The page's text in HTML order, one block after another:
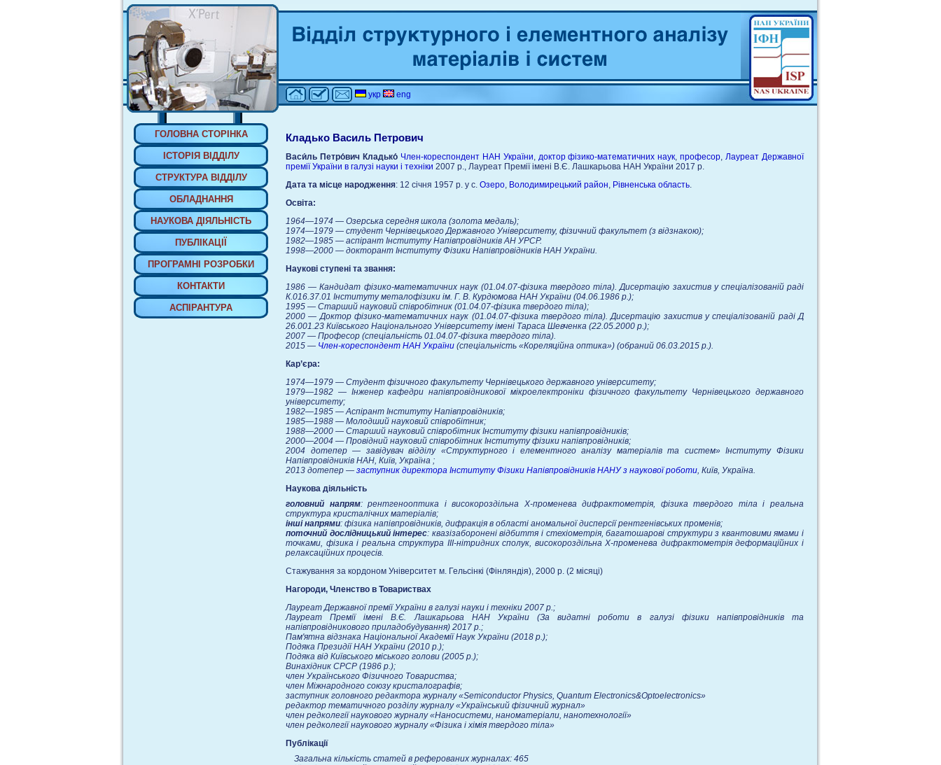
укр eng
ГОЛОВНА СТОРIНКА
IСТОРIЯ ВIДДIЛУ
СТРУКТУРА ВIДДIЛУ
ОБЛАДНАННЯ
НАУКОВА ДIЯЛЬНIСТЬ
ПУБЛIКАЦIЇ
ПРОГРАМНI РОЗРОБКИ
КОНТАКТИ
АСПIРАНТУРА
Кладько Василь Петрович
Васи́ль Петро́вич Кладько́ Член-кореспондент НАН України, доктор фізико-математичних наук,професор,Лауреат Державної
премії України в галузі науки і техніки 2007 р., Лауреат Премії імені В.Є. Лашкарьова НАН України 2017 р.
Дата та місце народження: 12 січня 1957 р. у с. Озеро, Володимирецький район, Рівненська область.
Освіта:
1964—1974 — Озерська середня школа (золота медаль);
1974—1979 — студент Чернівецького Державного Університету, фізичний факультет (з відзнакою);
1982—1985 — аспірант Інституту Напівпровідників АН УРСР.
1998—2000 — докторант Інституту Фізики Напівпровідників НАН України.
Наукові ступені та звання:
1986 — Кандидат фізико-математичних наук (01.04.07-фізика твердого тіла). Дисертацію захистив у спеціалізованій раді
К.016.37.01 Інституту металофізики ім. Г. В. Курдюмова НАН України (04.06.1986 р.);
1995 — Старший науковий співробітник (01.04.07-фізика твердого тіла);
2000 — Доктор фізико-математичних наук (01.04.07-фізика твердого тіла). Дисертацію захистив у спеціалізованій раді Д
26.001.23 Київського Національного Університету імені Тараса Шевченка (22.05.2000 р.);
2007 — Професор (спеціальність 01.04.07-фізика твердого тіла).
2015 — Член-кореспондент НАН України (спеціальність «Кореляційна оптика») (обраний 06.03.2015 р.).
Кар’єра:
1974—1979 — Студент фізичного факультету Чернівецького державного університету;
1979—1982 — Інженер кафедри напівпровідникової мікроелектроніки фізичного факультету Чернівецького державного
університету;
1982—1985 — Аспірант Інституту Напівпровідників;
1985—1988 — Молодший науковий співробітник;
1988—2000 — Старший науковий співробітник Інституту фізики напівпровідників;
2000—2004 — Провідний науковий співробітник Інституту фізики напівпровідників;
2004 дотепер — завідувач відділу «Структурного і елементного аналізу матеріалів та систем» Інституту Фізики
Напівпровідників НАН, Київ, Україна ;
2013 дотепер — заступник директора Інституту Фізики Напівпровідників НАНУ з наукової роботи, Київ, Україна.
Наукова діяльність
головний напрям: рентгенооптика і високороздільна Х-променева дифрактометрія, фізика твердого тіла і реальна
структура кристалічних матеріалів;
інші напрями: фізика напівпровідників, дифракція в області аномальної дисперсії рентгенівських променів;
поточний дослідницький інтерес: квазізаборонені відбиття і стехіометрія, багатошарові структури з квантовими ямами і
точками, фізика і реальна структура ІІІ-нітридних сполук, високороздільна Х-променева дифрактометрія деформаційних і
релаксаційних процесів.
Стажування за кордоном Університет м. Гельсінкі (Фінляндія), 2000 р. (2 місяці)
Нагороди, Членство в Товариствах
Лауреат Державної премії України в галузі науки і техніки 2007 р.;
Лауреат Премії імені В.Є. Лашкарьова НАН України (За видатні роботи в галузі фізики напівпровідників та
напівпровідникового приладобудування) 2017 р.;
Пам'ятна відзнака Національної Академії Наук України (2018 р.);
Подяка Президії НАН України (2010 р.);
Подяка від Київського міського голови (2005 р.);
Винахідник СРСР (1986 р.);
член Українського Фізичного Товариства;
член Міжнародного союзу кристалографів;
заступник головного редактора журналу «Semiconductor Physics, Quantum Electronics&Optoelectronics»
редактор тематичного розділу журналу «Український фізичний журнал»
член редколегії наукового журналу «Наносистеми, наноматеріали, нанотехнології»
член редколегії наукового журналу «Фізика і хімія твердого тіла»
Публікації
Загальна кількість статей в реферованих журналах: 465